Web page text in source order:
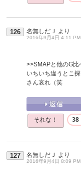
126 名無しだＪ より
2016年9月4日 4:11 PM
>>SMAPと他のG比
いちいち違うとこ
さん哀れ（笑
それな！ 38
127 名無しだＪ より
2016年9月4日 8:09 PM